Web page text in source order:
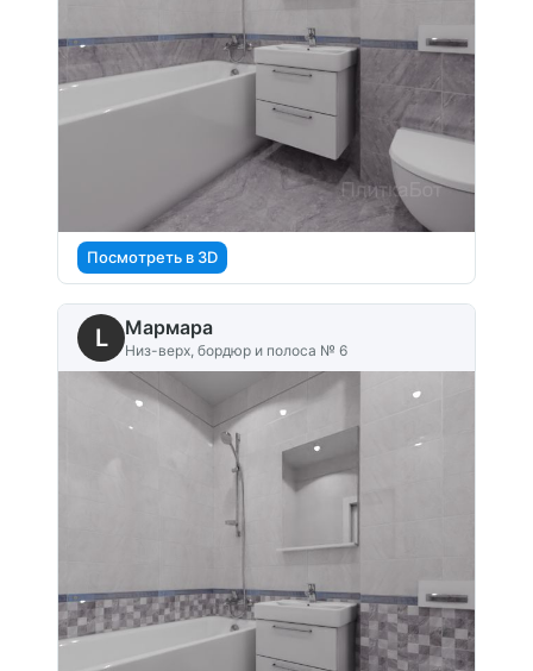
Посмотреть в 3D
L Мармара
Низ-верх, бордюр и полоса № 6